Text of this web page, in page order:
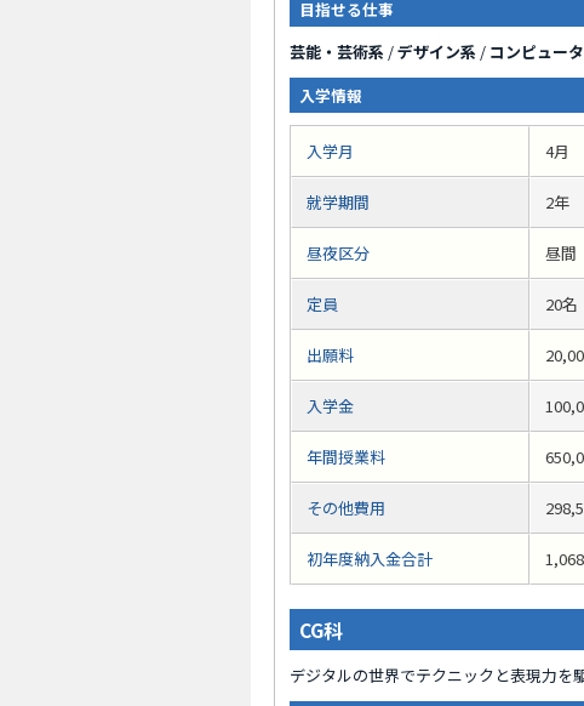
目指せる仕事
芸能・芸術系 /デザイン系 / コンピュー
入学情報
入学月 4月
就学期間 2年
昼夜区分 昼間
定員 20名
出願料
入学金
年間授業料
その他費用
初年度納入金合計
CG科
デジタルの世界でテクニックと表現力を